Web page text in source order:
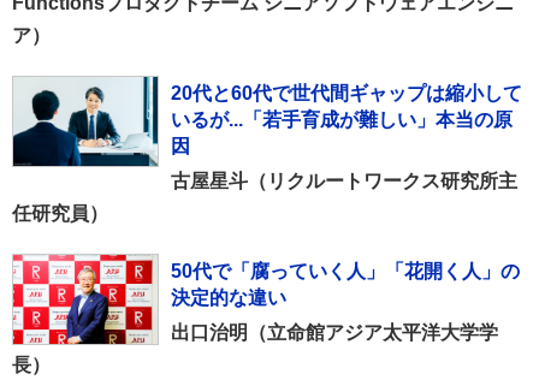
ア）
20代と60代で世代間ギャップは縮小して
いるが...「若手育成が難しい」本当の原
因
古屋星斗（リクルートワークス研究所主
任研究員）
50代で「腐っていく人」「花開く人」の
決定的な違い
出口治明（立命館アジア太平洋大学学
長）